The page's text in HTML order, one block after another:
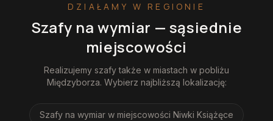
DZIAŁAMY W REGIONIE
Szafy na wymiar — sąsiednie
miejscowości
Realizujemy szafytakże w miastach w pobliżu
Międzyborza. Wybierz najbliższą lokalizację:
Szafy na wymiar w miejscowości Niwki Książęce